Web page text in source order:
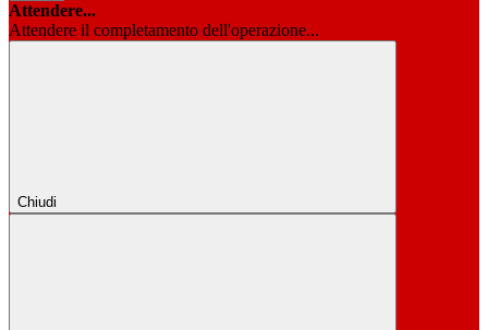
Attendere...
Attendere il completamento dell'operazione...
Chiudi